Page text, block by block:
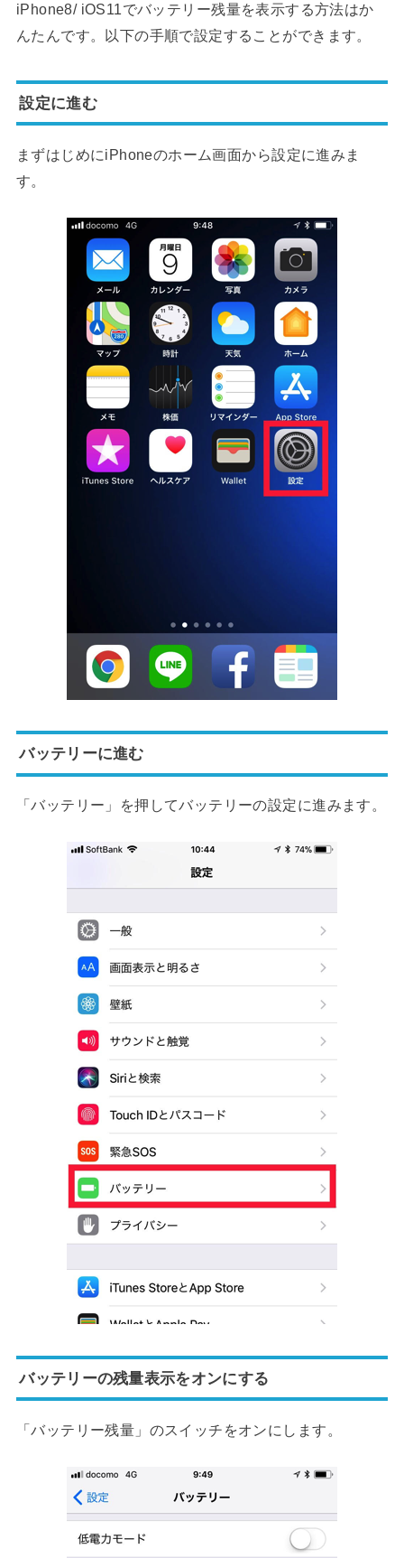
iPhone8/ iOS11でバッテリー残量を表示する方法はか
んたんです。以下の手順で設定することができます。
設定に進む
まずはじめにiPhoneのホーム画面から設定に進みま
す。
バッテリーに進む
「バッテリー」を押してバッテリーの設定に進みます。
バッテリーの残量表示をオンにする
「バッテリー残量」のスイッチをオンにします。